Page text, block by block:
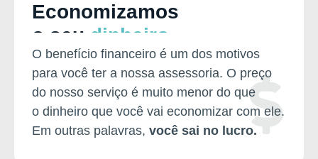
Economizamos
o seu dinheiro
O benefício financeiro é um dos motivos
para você ter a nossa assessoria. O preço
do nosso serviço é muito menor do que
o dinheiro que você vai economizar com ele.
Em outras palavras, você sai no lucro.